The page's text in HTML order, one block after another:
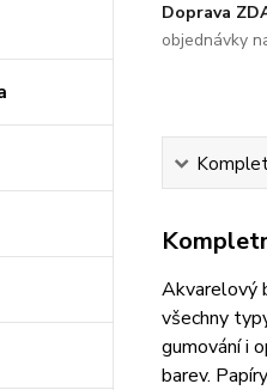
Doprava
objednávky
Akvarelový
všechny
gumování i
barev.